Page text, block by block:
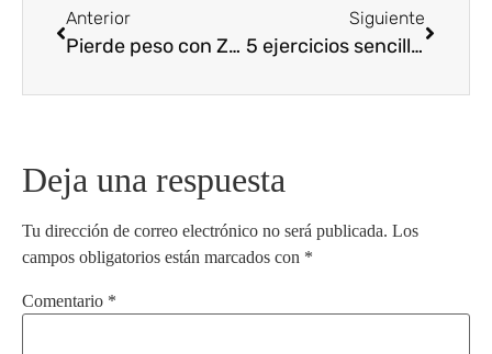
Anterior
Pierde peso con Zumba
Siguiente
5 ejercicios sencillos para trabajar glúteos y abdomen
Deja una respuesta
Tu dirección de correo electrónico no será publicada. Los
campos obligatorios están marcados con *
Comentario *